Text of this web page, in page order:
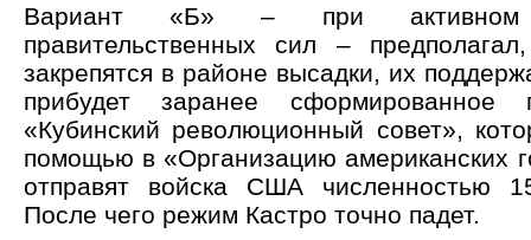
Вариант «Б» – при активном
правительственных сил –
закрепятся в районе высадки, их
прибудет заранее сформированное
«Кубинский революционный совет»,
помощью в «Организацию американских
отправят войска США численностью
После чего режим Кастро точно падет.